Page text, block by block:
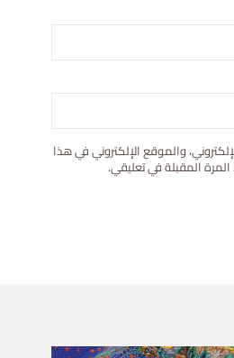
والموقع الإلكتروني في هذا
المقبلة في تعليقي.